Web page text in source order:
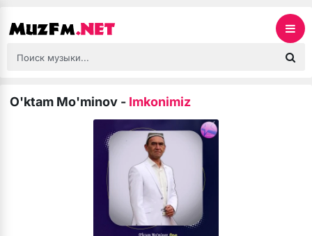
O'ktam Mo'minov - Imkonimiz